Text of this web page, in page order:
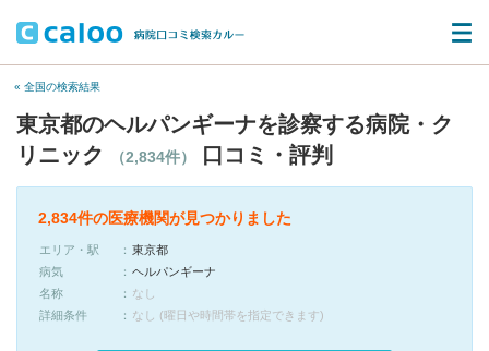
« 全国の検索結果
東京都のヘルパンギーナを診察する病院・ク
リニック
（2,834件） 口コミ・評判
2,834件の医療機関が見つかりました
エリア・駅
東京都
病気
ヘルパンギーナ
名称
なし
詳細条件
なし (曜日や時間帯を指定できます)